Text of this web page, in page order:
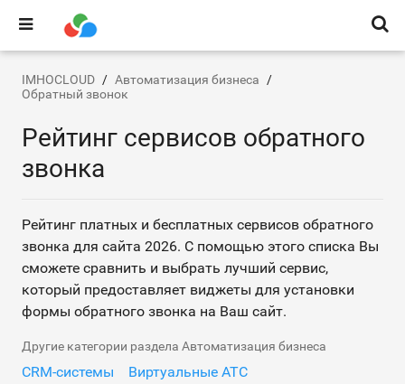
IMHOCLOUD
Автоматизация бизнеса
Обратный звонок
Рейтинг сервисов обратного
звонка
Рейтинг платных и бесплатных сервисов обратного
звонка для сайта 2026. С помощью этого списка Вы
сможете сравнить и выбрать лучший сервис,
который предоставляет виджеты для установки
формы обратного звонка на Ваш сайт.
Другие категории раздела Автоматизация бизнеса
CRM-системы
Виртуальные АТС